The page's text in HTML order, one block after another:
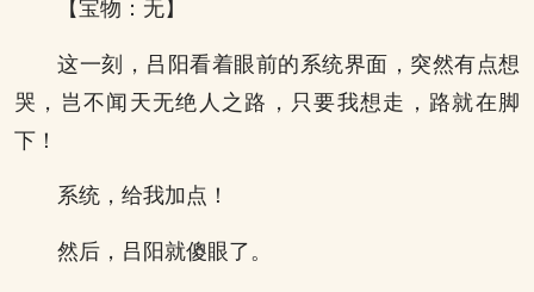
【宝物：无】
这一刻，吕阳看着眼前的系统界面，突然有点想
哭，岂不闻天无绝人之路，只要我想走，路就在脚
下！
系统，给我加点！
然后，吕阳就傻眼了。